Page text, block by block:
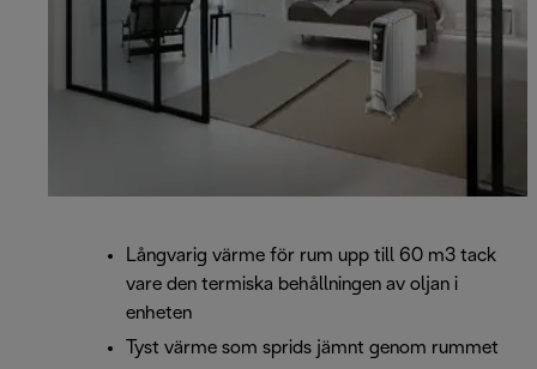
Långvarig värme för rum upp till 60 m3 tack
vare den termiska behållningen av oljan i
enheten
Tyst värme som sprids jämnt genom rummet